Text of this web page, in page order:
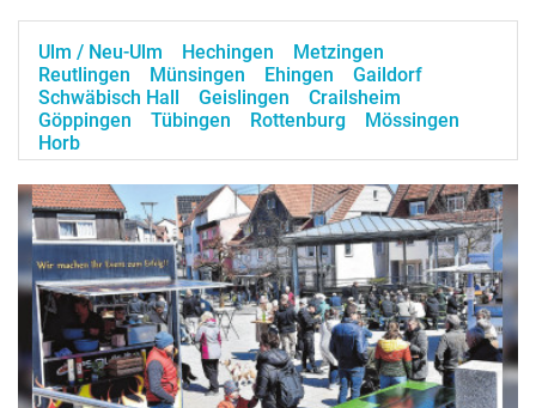
Ulm / Neu-Ulm Hechingen
Metzingen
Reutlingen
Münsingen Ehingen
Gaildorf
Schwäbisch Hall
Geislingen
Crailsheim
Göppingen
Tübingen Rottenburg
Mössingen
Horb